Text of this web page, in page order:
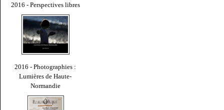
2016 - Perspectives libres
2016 - Photographies :
Lumières de Haute-
Normandie